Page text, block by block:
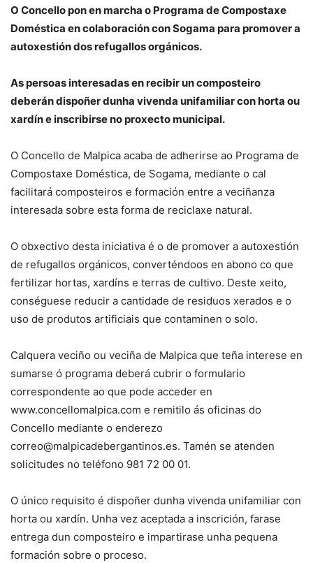
O Concello pon en marcha o Programa de Compostaxe
Doméstica en colaboración con Sogama para promover a
autoxestión dos refugallos orgánicos.
As persoas interesadas en recibir un composteiro
deberán dispoñer dunha vivenda unifamiliar con horta ou
xardín e inscribirse no proxecto municipal.
O Concello de Malpica acaba de adherirse ao Programa de
Compostaxe Doméstica, de Sogama, mediante o cal
facilitará composteiros e formación entre a veciñanza
interesada sobre esta forma de reciclaxe natural.
O obxectivo desta iniciativa é o de promover a autoxestión
de refugallos orgánicos, converténdoos en abono co que
fertilizar hortas, xardíns e terras de cultivo. Deste xeito,
conséguese reducir a cantidade de residuos xerados e o
uso de produtos artificiais que contaminen o solo.
Calquera veciño ou veciña de Malpica que teña interese en
sumarse ó programa deberá cubrir o formulario
correspondente ao que pode acceder en
www.concellomalpica.com e remitilo ás oficinas do
Concello mediante o enderezo
correo@malpicadebergantinos.es. Tamén se atenden
solicitudes no teléfono 981 72 00 01.
O único requisito é dispoñer dunha vivenda unifamiliar con
horta ou xardín. Unha vez aceptada a inscrición, farase
entrega dun composteiro e impartirase unha pequena
formación sobre o proceso.